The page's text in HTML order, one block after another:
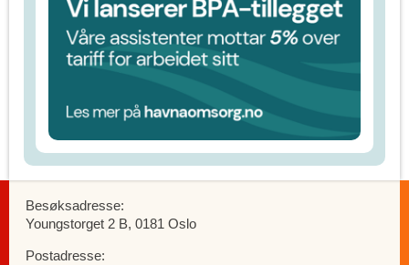
Besøksadresse:
Youngstorget 2 B, 0181 Oslo
Postadresse: